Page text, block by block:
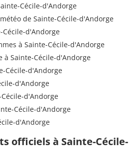
Cécile-d'Andorge
de Sainte-Cécile-d'Andorge
d'Andorge
à Sainte-Cécile-d'Andorge
à Sainte-Cécile-d'Andorge
Cécile-d'Andorge
d'Andorge
d'Andorge
Cécile-d'Andorge
d'Andorge
officiels à Sainte-Cécile-